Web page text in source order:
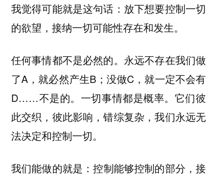
我觉得可能就是这句话： 放下想要控制一切
的欲望，接纳一切可能性存在和发生。
任何事情都不是必然的。永远不存在我们做
了A，就必然产生B；没做C，就一定不会有
D……不是的。一切事情都是概率。它们彼
此交织，彼此影响，错综复杂，我们永远无
法决定和控制一切。
我们能做的就是：控制能够控制的部分，接